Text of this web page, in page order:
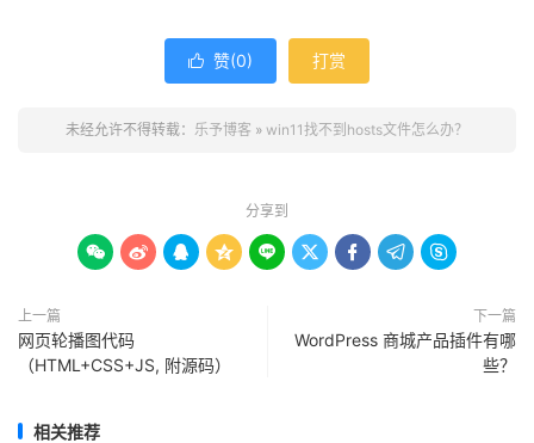
 赞(0) 打赏
未经允许不得转载： 乐予博客 » win11找不到hosts文件怎么办？
分享到
        
上一篇
网页轮播图代码
（HTML+CSS+JS, 附源码）
下一篇
WordPress 商城产品插件有哪
些？
相关推荐